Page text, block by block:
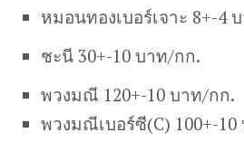
หมอนทองเบอร์เจาะ 8+-4
ชะนี 30+-10 บาท/กก.
พวงมณี 120+-10 บาท/กก.
พวงมณีเบอร์ซี(C) 100+-